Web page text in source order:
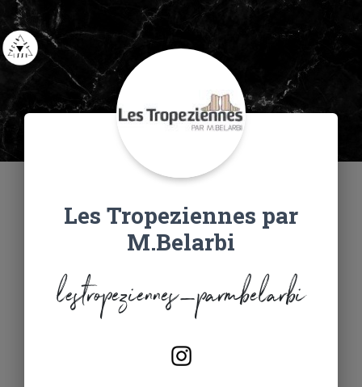
Les Tropeziennes par
M.Belarbi
lestropeziennes_parmbelarbi